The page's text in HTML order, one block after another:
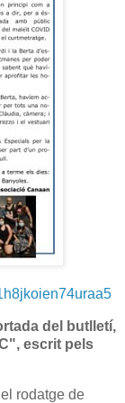
del butlletí,
escrit pels
rodatge de